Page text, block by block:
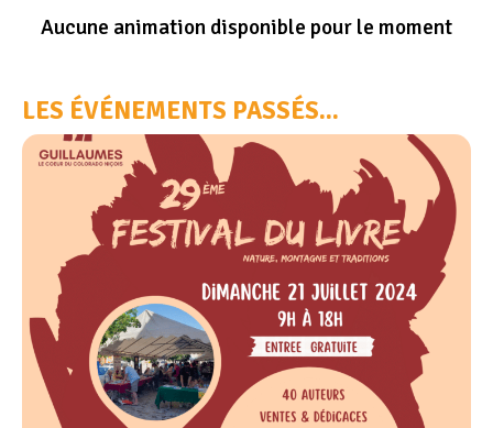
Aucune animation disponible pour le moment
LES ÉVÉNEMENTS PASSÉS...